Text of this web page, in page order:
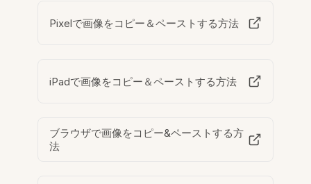
Pixelで画像をコピー＆ペーストする方法
iPadで画像をコピー＆ペーストする方法
ブラウザで画像をコピー&ペーストする方
法